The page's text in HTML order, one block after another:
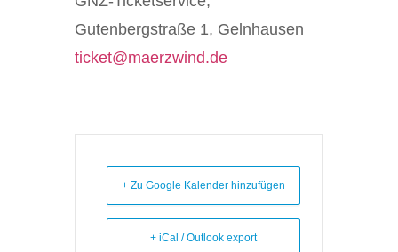
Gutenbergstraße 1, Gelnhausen
ticket@maerzwind.de
+ Zu Google Kalender hinzufügen
+ iCal / Outlook export